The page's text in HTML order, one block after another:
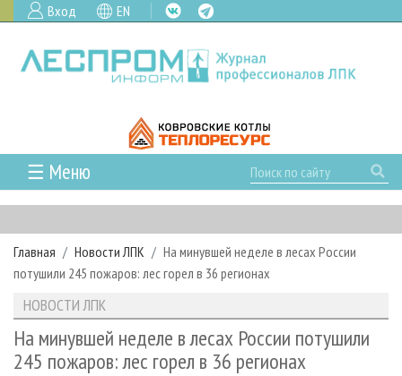
Вход EN
☰ Меню
ГЛАВНАЯ
РУБРИКИ И ТЕМЫ
РУБРИКИ ЖУРНАЛА
ЛЕСОЗАГОТОВКА
ЛЕСОПИЛЕНИЕ
НОВОСТИ
НОВОСТИ ЛПК
НОВОСТИ ЖУРНАЛА
ПРОЕКТЫ ЛПИ
АНАЛИТИКА
ПРЕДПРИЯТИЯ ЛПК
АРХИВ ЖУРНАЛОВ
О ЖУРНАЛЕ
Главная Новости ЛПК
На минувшей неделе в лесах России
потушили 245 пожаров: лес горел в 36 регионах
НОВОСТИ ЛПК
На минувшей неделе в лесах России потушили
245 пожаров: лес горел в 36 регионах